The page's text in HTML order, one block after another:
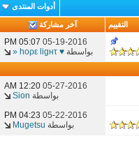
أدوات المنتدى
التقييم آخر مشاركة
05-19-2016
05:07 PM
بواسطة ♥ hoρε ligʜτ «
05-27-2016
12:20 AM
بواسطة Sion
05-22-2016
04:23 PM
بواسطة Mugetsu